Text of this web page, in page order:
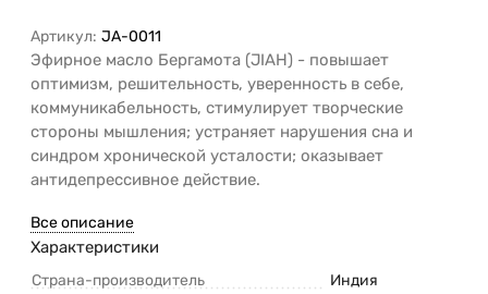
Артикул: JA-0011
Эфирное масло Бергамота (JIAH) - повышает
оптимизм, решительность, уверенность в себе,
коммуникабельность, стимулирует творческие
стороны мышления; устраняет нарушения сна и
синдром хронической усталости; оказывает
антидепрессивное действие.
Все описание
Характеристики
Страна-производитель
Индия